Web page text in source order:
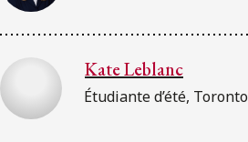
Kate Leblanc
Étudiante d’été, Toronto